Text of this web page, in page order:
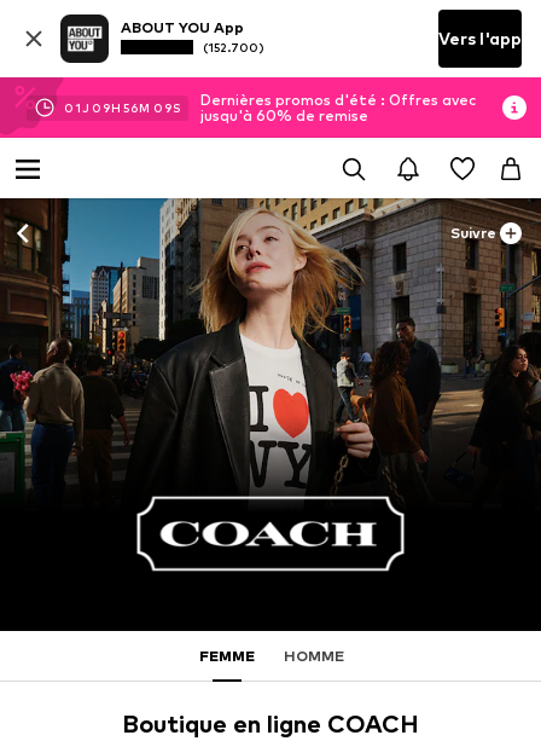
ABOUT YOU App
(152.700) Vers l'app
01J 09H 56M 08S
Dernières promos d'été : Offres avec
jusqu'à 60% de remise
Suivre
FEMME HOMME
Boutique en ligne COACH